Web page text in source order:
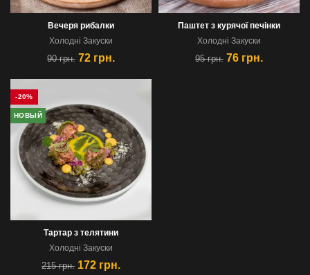
Вечеря рибалки
Холоднi Закуски
90грн. 72 грн.
Паштет з курячої печінки
Холоднi Закуски
95грн. 76 грн.
-20%
НОВЫЙ
Тартар з телятини
Холоднi Закуски
215грн. 172 грн.